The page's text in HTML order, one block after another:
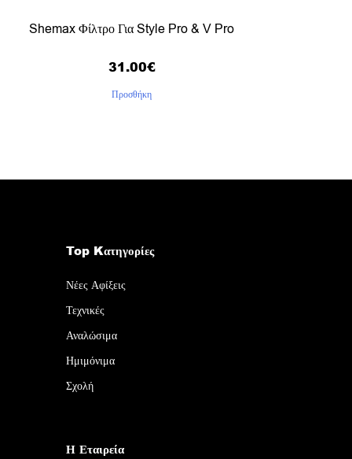
Shemax Φίλτρο Για Style Pro & V Pro
31.00€
Προσθήκη
Top Kατηγορίες
Νέες Αφίξεις
Τεχνικές
Αναλώσιμα
Ημιμόνιμα
Σχολή
Η Εταιρεία